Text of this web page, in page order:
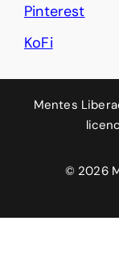
Pinterest
KoFi
Mentes
© 2026